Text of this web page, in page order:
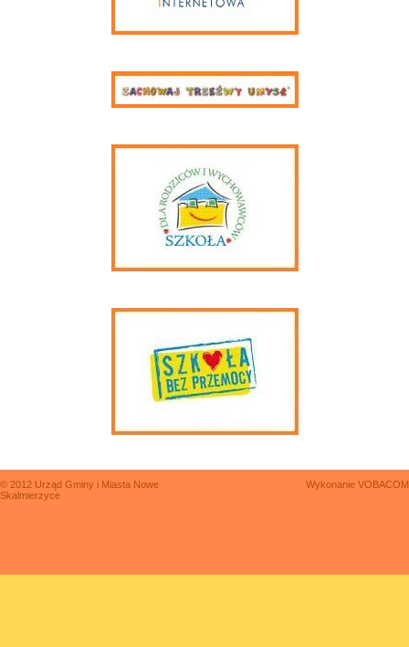
© 2012 Urząd Gminy i Miasta Nowe
Skalmierzyce
Wykonanie VOBACOM